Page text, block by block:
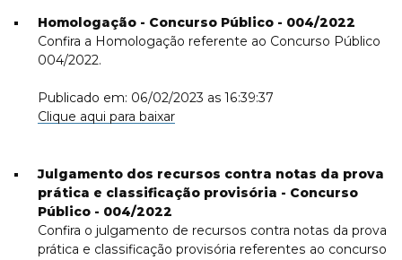
Homologação - Concurso Público - 004/2022
Confira a Homologação referente ao Concurso Público
004/2022.
Publicado em: 06/02/2023 as 16:39:37
Clique aqui para baixar
Julgamento dos recursos contra notas da prova
prática e classificação provisória - Concurso
Público - 004/2022
Confira o julgamento de recursos contra notas da prova
prática e classificação provisória referentes ao concurso